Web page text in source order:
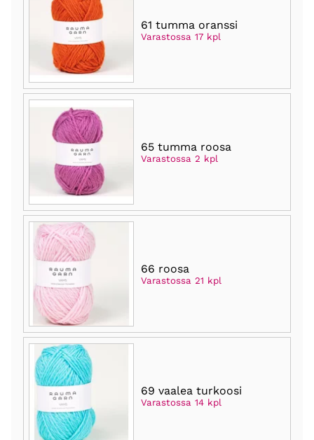
61 tumma oranssi
Varastossa 17 kpl
65 tumma roosa
Varastossa 2 kpl
66 roosa
Varastossa 21 kpl
69 vaalea turkoosi
Varastossa 14 kpl